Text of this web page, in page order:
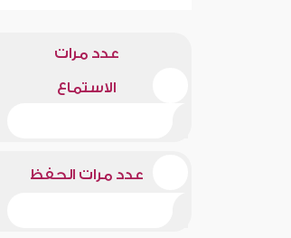
عدد مرات
الاستماع
عدد مرات الحفظ